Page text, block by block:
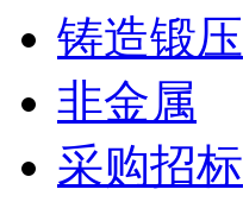
铸造锻压
非金属
采购招标